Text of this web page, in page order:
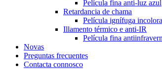
Película fina anti-luz azul
Retardancia de chama
Película ignífuga
Illamento térmico e anti-IR
Película fina
Novas
Preguntas frecuentes
Contacta connosco